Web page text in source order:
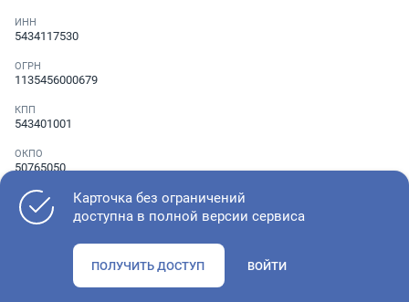
ИНН
5434117530
ОГРН
1135456000679
КПП
543401001
ОКПО
50765050
Телефон
░ ░░░ ░░░░░░░
Как оценить состояние компании
Карточка без ограничений
доступна в полной версии сервиса
ПОЛУЧИТЬ ДОСТУП ВОЙТИ